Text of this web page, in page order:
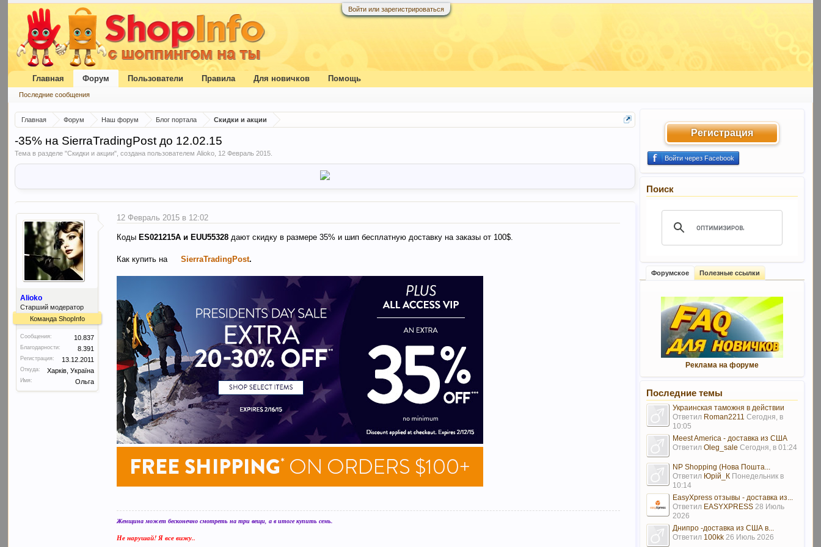
Войти или зарегистрироваться
Главная Форум Наш форум Блог портала Скидки и акции
-35% на SierraTradingPost до 12.02.15
Тема в разделе "Скидки и акции", создана пользователемAlioko 12 Февраль 2015
Alioko
Старший модератор
Команда ShopInfo
Сообщения: 10.837
Благодарности: 8.391
Регистрация: 13.12.2011
Откуда: Харків, Україна
Имя: Ольга
12 Февраль 2015 в 12:02
Коды ES021215A и EUU55328дают скидку в размере 35% и шип бесплатную доставку на заказы от 100$.
Как купить на SierraTradingPost.
Женщина может бесконечно смотреть на три вещи, а в итоге купить семь.
Не нарушай! Я все вижу..
Регистрация
Войти через Facebook
Поиск
Форумское Полезные ссылки
Реклама на форуме
Последние темы
Украинская таможня в действии
Ответил Roman2211 Сегодня, в
10:05
Meest America - доставка из США
Ответил Oleg_sale Сегодня, в 01:24
NP Shopping (Нова Пошта...
Ответил Юрій_К Понедельник в
10:14
EasyXpress отзывы - доставка из...
Ответил EASYXPRESS 28 Июль
2026
Днипро -доставка из США в...
Ответил 100kk 26 Июль 2026
Главная Форум
Последние сообщения
Пользователи Правила Для новичков Помощь